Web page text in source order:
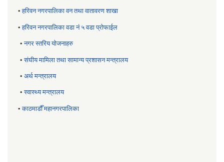
•हरिवन नगरपालिका वन तथा वातावरण शाखा
•हरिवन नगरपालिका वडा नं ५ वडा प्रोफाईल
•नगर स्तरिय याेजनाहरु
•संघीय मामिला तथा सामान्य प्रशासन मन्त्रालय
• अर्थ मन्त्रालय
•स्वास्थ्य मन्त्रालय
•काठमाडौँ महानगरपालिका